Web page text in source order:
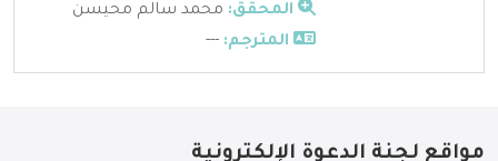
المحقق: محمد سالم محيسن
المترجم: ---
مواقع لجنة الدعوة الإلكترونية